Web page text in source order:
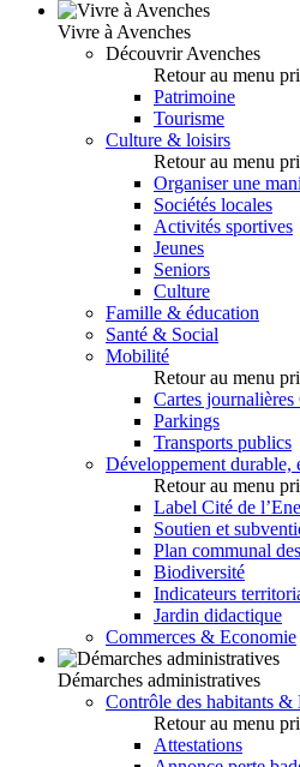
Vivre à Avenches
Découvrir Avenches
Retour au menu
Patrimoine
Tourisme
Culture & loisirs
Retour au menu
Organiser une
Sociétés locales
Activités sportives
Jeunes
Seniors
Culture
Famille & éducation
Santé & Social
Mobilité
Retour au menu
Cartes journalières
Parkings
Transports publics
Développement durable,
Retour au menu
Label Cité de
Soutien et
Plan communal
Biodiversité
Indicateurs
Jardin didactique
Commerces & Economie
Démarches administratives
Contrôle des habitants &
Retour au menu
Attestations